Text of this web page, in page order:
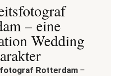
– eine
Wedding
Rotterdam–